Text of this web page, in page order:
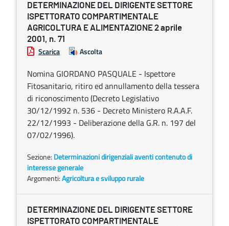
DETERMINAZIONE DEL DIRIGENTE SETTORE
ISPETTORATO COMPARTIMENTALE
AGRICOLTURA E ALIMENTAZIONE 2 aprile
2001, n. 71
Scarica Ascolta
Nomina GIORDANO PASQUALE - Ispettore
Fitosanitario, ritiro ed annullamento della tessera
di riconoscimento (Decreto Legislativo
30/12/1992 n. 536 - Decreto Ministero R.A.A.F.
22/12/1993 - Deliberazione della G.R. n. 197 del
07/02/1996).
Sezione: Determinazioni dirigenziali aventi contenuto di
interesse generale
Argomenti:Agricoltura e sviluppo rurale
DETERMINAZIONE DEL DIRIGENTE SETTORE
ISPETTORATO COMPARTIMENTALE